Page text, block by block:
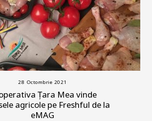
28 Octombrie 2021
Țara Mea vinde
agricole pe Freshful de la
eMAG